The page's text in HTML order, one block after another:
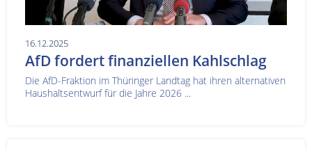
16.12.2025
AfD fordert finanziellen Kahlschlag
Die AfD-Fraktion im Thüringer Landtag hat ihren alternativen
Haushaltsentwurf für die Jahre 2026 ...